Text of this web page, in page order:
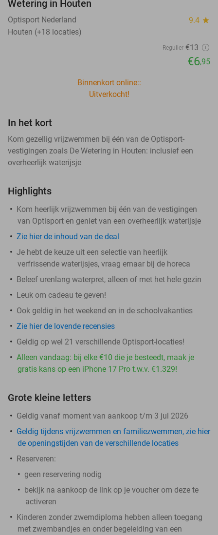
Wetering in Houten
Optisport Nederland 9.4 star
Houten (+18 locaties)
Regulier €13
€6,95
Binnenkort online::
Uitverkocht!
In het kort
Kom gezellig vrijzwemmen bij één van de Optisport-
vestigingen zoals De Wetering in Houten: inclusief een
overheerlijk waterijsje
Highlights
Kom heerlijk vrijzwemmen bij één van de vestigingen
van Optisport en geniet van een overheerlijk waterijsje
Zie hier de inhoud van de deal
Je hebt de keuze uit een selectie van heerlijk
verfrissende waterijsjes, vraag ernaar bij de horeca
Beleef urenlang waterpret, alleen of met het hele gezin
Leuk om cadeau te geven!
Ook geldig in het weekend en in de schoolvakanties
Zie hier de lovende recensies
Geldig op wel 21 verschillende Optisport-locaties!
Alleen vandaag: bij elke €10 die je besteedt, maak je
gratis kans op een iPhone 17 Pro t.w.v. €1.329!
Grote kleine letters
Geldig vanaf moment van aankoop t/m 3 jul 2026
Geldig tijdens vrijzwemmen en familiezwemmen, zie hier
de openingstijden van de verschillende locaties
Reserveren:
geen reservering nodig
bekijk na aankoop de link op je voucher om deze te
activeren
Kinderen zonder zwemdiploma hebben alleen toegang
met zwembandjes en onder begeleiding van een